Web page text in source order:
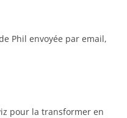
Phil envoyée par email,
pour la transformer en